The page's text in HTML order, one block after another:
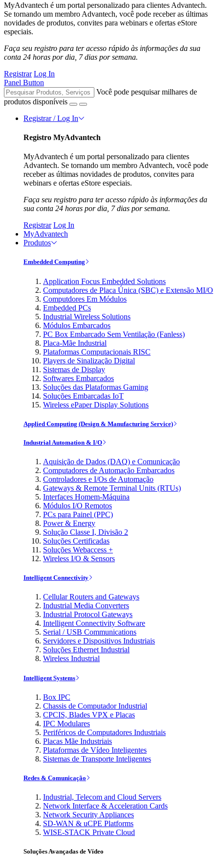
MyAdvantech é um portal personalizado para clientes Advantech.
Se tornando um membro Advantech, você pode receber as últimas
novidades de produtos, convites para webinars e ofertas eStore
especiais.
Faça seu registro para ter acesso rápido às informações da sua
conta 24 horas por dia, 7 dias por semana.
Registrar Log In
Panel Button
Você pode pesquisar milhares de
produtos disponíveis
Registrar / Log In
Registro MyAdvantech
MyAdvantech é um portal personalizado para clientes
Advantech. Se tornando um membro Advantech, você pode
receber as últimas novidades de produtos, convites para
webinars e ofertas eStore especiais.
Faça seu registro para ter acesso rápido às informações da
sua conta 24 horas por dia, 7 dias por semana.
Registrar Log In
MyAdvantech
Produtos
Embedded Computing
Application Focus Embedded Solutions
Computadores de Placa Única (SBC) e Extensão MI/O
Computdores Em Módulos
Embedded PCs
Industrial Wireless Solutions
Módulos Embarcados
PC Box Embarcado Sem Ventilação (Fanless)
Placa-Mãe Industrial
Plataformas Computacionais RISC
Players de Sinalização Digital
Sistemas de Display
Softwares Embarcados
Soluções das Plataformas Gaming
Soluções Embarcadas IoT
Wireless ePaper Display Solutions
Applied Computing (Design & Manufacturing Service)
Industrial Automation & I/O
Aquisição de Dados (DAQ) e Comunicação
Computadores de Automação Embarcados
Controladores e I/Os de Automação
Gateways & Remote Terminal Units (RTUs)
Interfaces Homem-Máquina
Módulos I/O Remotos
PCs para Painel (PPC)
Power & Energy
Solução Classe I, Divisão 2
Soluções Certificadas
Soluções Webaccess +
Wireless I/O & Sensors
Intelligent Connectivity
Cellular Routers and Gateways
Industrial Media Converters
Industrial Protocol Gateways
Intelligent Connectivity Software
Serial / USB Communications
Servidores e Dispositivos Industriais
Soluções Ethernet Industrial
Wireless Industrial
Intelligent Systems
Box IPC
Chassis de Computador Industrial
CPCIS, Blades VPX e Placas
IPC Modulares
Periféricos de Computadores Industriais
Placas Mãe Industriais
Plataformas de Vídeo Inteligentes
Sistemas de Transporte Inteligentes
Redes & Comunicação
Industrial, Telecom and Cloud Servers
Network Interface & Acceleration Cards
Network Security Appliances
SD-WAN & uCPE Platforms
WISE-STACK Private Cloud
Soluções Avançadas de Vídeo